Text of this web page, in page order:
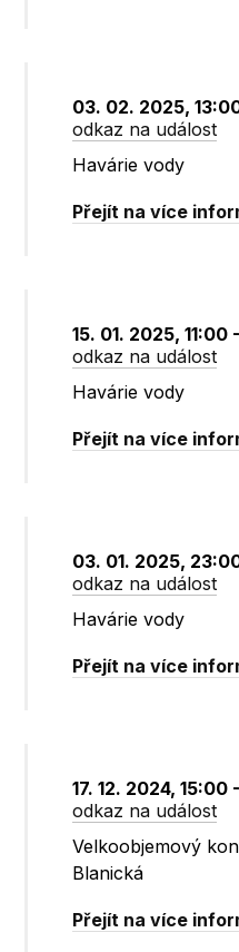
03. 02. 2025,
odkaz na událost
Havárie vody
Přejít na více
15. 01. 2025,
odkaz na událost
Havárie vody
Přejít na více
03. 01. 2025,
odkaz na událost
Havárie vody
Přejít na více
17. 12. 2024, 15:00
odkaz na událost
Velkoobjemový
Blanická
Přejít na více